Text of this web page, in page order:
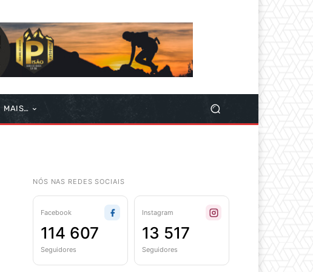
MAIS…
NÓS NAS REDES SOCIAIS
Facebook
114 607
Seguidores
Instagram
13 517
Seguidores